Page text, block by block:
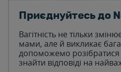
Приєднуйтесь до
Вагітність не тільки
мами, але й викликає
допоможемо розібратися
знайти відповіді на